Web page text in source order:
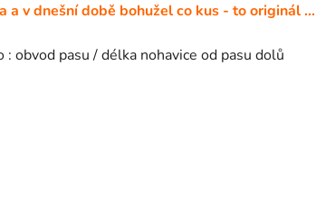
a v dnešní době bohužel co kus - to originál ...
obvod pasu / délka nohavice od pasu dolů